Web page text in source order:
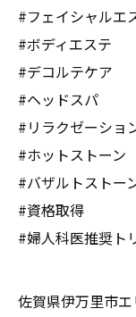
#フェイシャルエ
#ボディエステ
#デコルテケア
#ヘッドスパ
#リラクゼーショ
#ホットストーン
#バザルトストー
#資格取得
#婦人科医推奨ト
佐賀県伊万里市